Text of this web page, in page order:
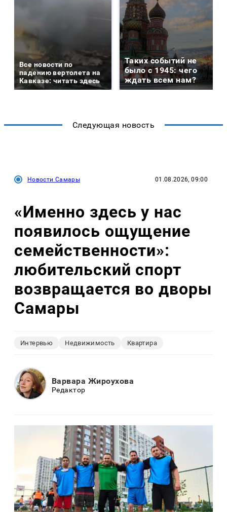
Все новости по
падению вертолета на
Кавказе: читать здесь
Таких событий не
было с 1945: чего
ждать всем нам?
Следующая новость
Новости Самары 01.08.2026, 09:00
«Именно здесь у нас
появилось ощущение
семейственности»:
любительский спорт
возвращается во дворы
Самары
Интервью Недвижимость Квартира
Варвара Жироухова
Редактор